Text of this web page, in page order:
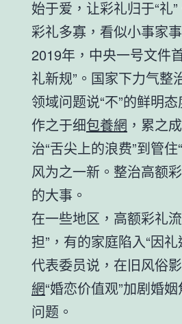
始于爱，让彩礼归于“礼”
彩礼多寡，看似小事家
2019年，中央一号文件
礼新规”。国家下力气
领域问题说“不”的鲜明态
作之于细包養網 ，累之
治“舌尖上的浪费”到管
风为之一新。整治高额
的大事。
在一些地区，高额彩礼
担”，有的家庭陷入“因
代表委员说，在旧风俗
網“婚恋价值观”加剧婚
问题。